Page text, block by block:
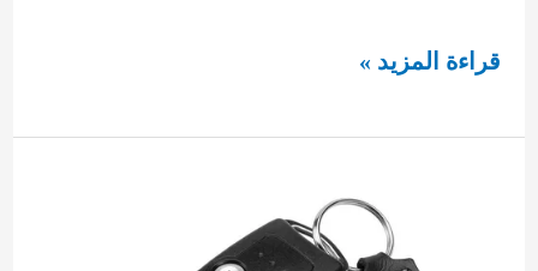
صب
الشويخ
قراءة المزيد »